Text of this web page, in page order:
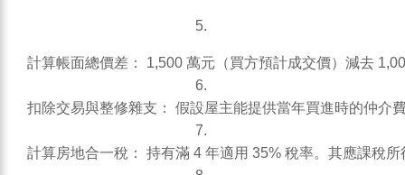
計算帳面總價差： 1,500 萬元（買方預計成交價）減去
扣除交易與整修雜支： 假設屋主能提供當年買進時的仲介
計算房地合一稅： 持有滿 4 年適用 35% 稅率。其應課稅